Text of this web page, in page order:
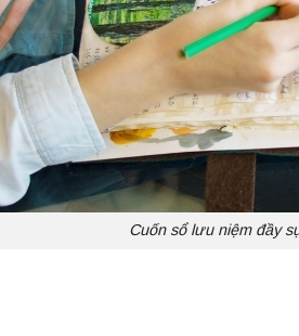
Cuốn sổ lưu niệm đầy